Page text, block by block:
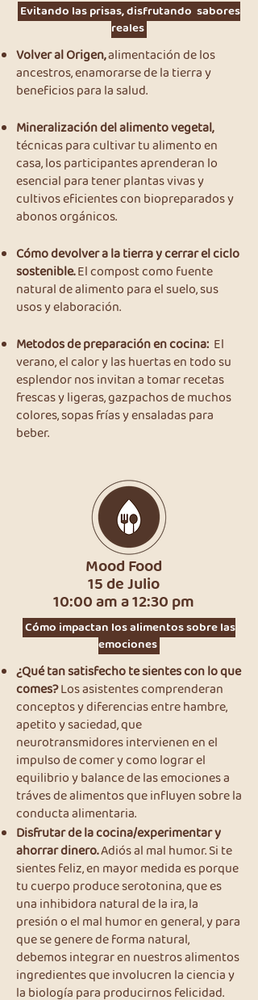
Evitando las prisas, disfrutando sabores
reales
Volver al Origen,alimentación de los
ancestros, enamorarse de la tierra y
beneficios para la salud.
Mineralización del alimento vegetal,
técnicas para cultivar tu alimento en
casa, los participantes aprenderan lo
esencial para tener plantas vivas y
cultivos eficientes con biopreparados y
abonos orgánicos.
Cómo devolver a la tierra y cerrar el ciclo
sostenible.El compost como fuente
natural de alimento para el suelo, sus
usos y elaboración.
Metodos de preparación en cocina: El
verano, el calor y las huertas en todo su
esplendor nos invitan a tomar recetas
frescas y ligeras, gazpachos de muchos
colores, sopas frías y ensaladas para
beber.
Mood Food
15 de Julio
10:00 am a 12:30 pm
Cómo impactan los alimentos sobre las
emociones
¿Qué tan satisfecho te sientes con lo que
comes?Los asistentes comprenderan
conceptos y diferencias entre hambre,
apetito y saciedad, que
neurotransmidores intervienen en el
impulso de comer y como lograr el
equilibrio y balance de las emociones a
tráves de alimentos que influyen sobre la
conducta alimentaria.
Disfrutar de la cocina/experimentar y
ahorrar dinero.Adiós al mal humor. Si te
sientes feliz, en mayor medida es porque
tu cuerpo produce serotonina, que es
una inhibidora natural de la ira, la
presión o el mal humor en general, y para
que se genere de forma natural,
debemos integrar en nuestros alimentos
ingredientes que involucren la ciencia y
la biología para producirnos felicidad.